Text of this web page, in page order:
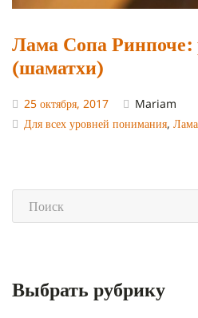
Лама Сопа Ринпоче:
(шаматхи)
25 октября, 2017
Mariam
Для всех уровней понимания,
Выбрать рубрику